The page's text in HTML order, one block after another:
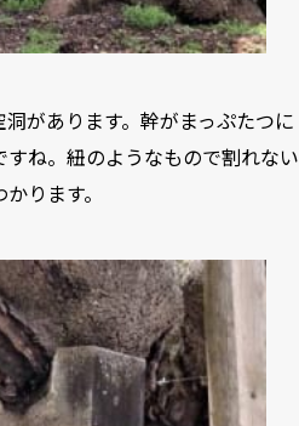
があります。幹がまっぷたつに
ね。紐のようなもので割れない
ります。